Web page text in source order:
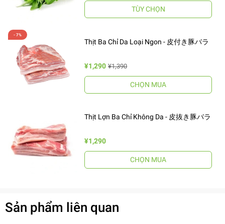
TÙY CHỌN
Thịt Ba Chỉ Da Loại Ngon - 皮付き豚バラ
¥1,290 ¥1,390
CHỌN MUA
Thịt Lợn Ba Chỉ Không Da - 皮抜き豚バラ
¥1,290
CHỌN MUA
Sản phẩm liên quan